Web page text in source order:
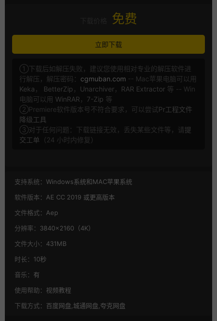
免费
立即下载
①下载后如解压失败，建议您使用相对专业的解压软件进
行解压，解压密码： cgmuban.com -- Mac苹果电脑可以用
Keka ， BetterZip ， Unarchiver， RAR Extractor 等 -- Win
电脑可以用 WinRAR ， 7-Zip 等
②Premiere软件版本号不符合要求，可以尝试Pr工程文件
降级工具
③对于任何问题：下载链接无效，丢失某些文件等，请提
交工单 （24 小时内修复）
支持系统： Windows系统和MAC苹果系统
软件版本： AE CC 2019 或更高版本
文件格式： Aep
分辨率： 3840×2160（4K）
文件大小： 431MB
时长： 10秒
音乐： 有
使用帮助： 视频教程
下载方式： 百度网盘,城通网盘,夸克网盘